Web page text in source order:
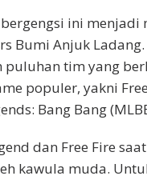
ini menjadi
Bumi Anjuk
tim yang
populer, yakni
Bang Bang
dan Free Fire
kawula muda.